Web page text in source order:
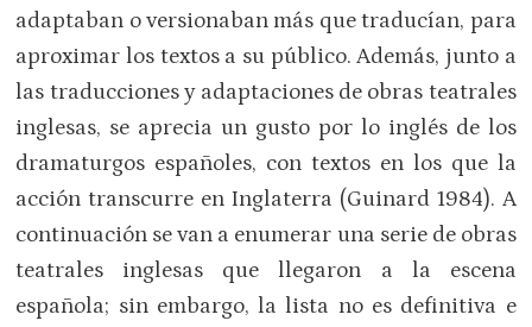
adaptaban o versionaban más que traducían, para
aproximar los textos a su público. Además, junto a
las traducciones y adaptaciones de obras teatrales
inglesas, se aprecia un gusto por lo inglés de los
dramaturgos españoles, con textos en los que la
acción transcurre en Inglaterra (Guinard 1984). A
continuación se van a enumerar una serie de obras
teatrales inglesas que llegaron a la escena
española; sin embargo, la lista no es definitiva e